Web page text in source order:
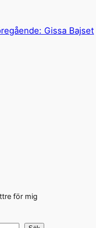
Gissa Bajset
för mig